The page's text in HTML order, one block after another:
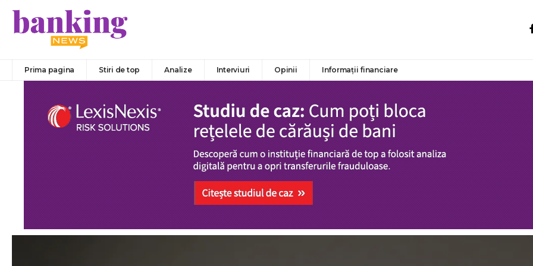
Prima pagina Stiri de top Analize Interviuri Opinii Informații financiare